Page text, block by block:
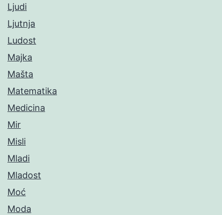
Ljudi
Ljutnja
Ludost
Majka
Mašta
Matematika
Medicina
Mir
Misli
Mladi
Mladost
Moć
Moda